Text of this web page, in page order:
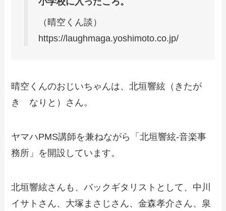
（晴空くん談）
https://laughmaga.yoshimoto.co.jp/
晴空くんのおじいちゃんは、北垣響絃（きたが
き なりと）さん。
ヤマハPMS講師を兼ねながら「北垣響絃-音楽事
務所」を開設しています。
北垣響絃さんも、バックギタリスト として、中川
イサトさん、大塚まさじさん、金森孝介さん、泉